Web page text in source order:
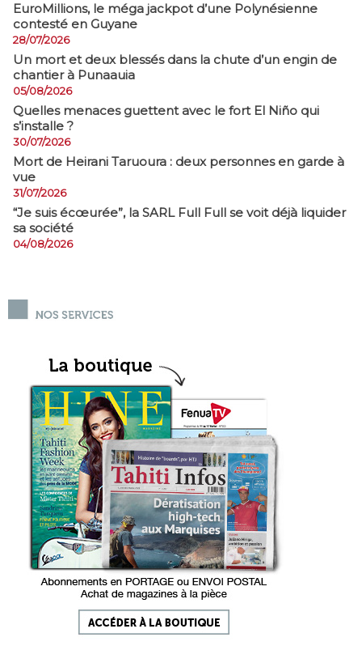
EuroMillions, ​le méga jackpot d’une Polynésienne
contesté en Guyane
28/07/2026
​Un mort et deux blessés dans la chute d’un engin de
chantier à Punaauia
05/08/2026
Quelles menaces guettent avec le fort El Niño qui
s’installe ?
30/07/2026
Mort de Heirani Taruoura : deux personnes en garde à
vue
31/07/2026
​“Je suis écœurée”, la SARL Full Full se voit déjà liquider
sa société
04/08/2026